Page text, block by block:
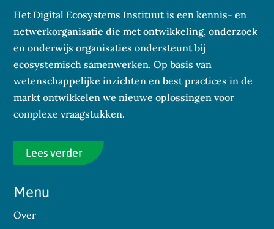
Het Digital Ecosystems Instituut is een kennis- en
netwerkorganisatie die met ontwikkeling, onderzoek
en onderwijs organisaties ondersteunt bij
ecosystemisch samenwerken. Op basis van
wetenschappelijke inzichten en best practices in de
markt ontwikkelen we nieuwe oplossingen voor
complexe vraagstukken.
Lees verder
Menu
Over